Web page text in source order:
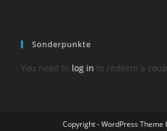
Sonderpunkte
You need to log in to redeem a
Copyright - WordPress Theme